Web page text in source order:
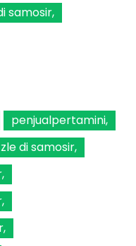
samosir
penjualpertamini
di samosir